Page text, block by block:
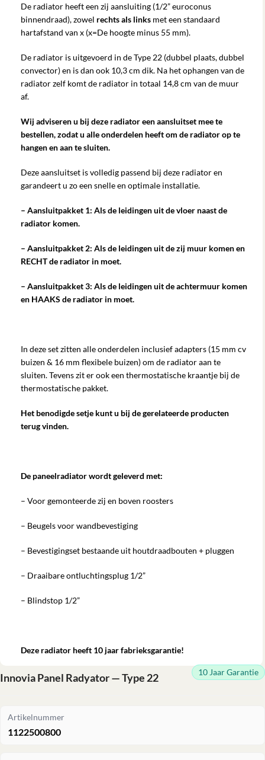
De radiator heeft een zij aansluiting (1/2” euroconus
binnendraad), zowel rechts als links met een standaard
hartafstand van x (x=De hoogte minus 55 mm).
De radiator is uitgevoerd in de Type 22 (dubbel plaats, dubbel
convector) en is dan ook 10,3 cm dik. Na het ophangen van de
radiator zelf komt de radiator in totaal 14,8 cm van de muur
af.
Wij adviseren u bij deze radiator een aansluitset mee te
bestellen, zodat u alle onderdelen heeft om de radiator op te
hangen en aan te sluiten.
Deze aansluitset is volledig passend bij deze radiator en
garandeert u zo een snelle en optimale installatie.
– Aansluitpakket 1: Als de leidingen uit de vloer naast de
radiator komen.
– Aansluitpakket 2: Als de leidingen uit de zij muur komen en
RECHT de radiator in moet.
– Aansluitpakket 3: Als de leidingen uit de achtermuur komen
en HAAKS de radiator in moet.
In deze set zitten alle onderdelen inclusief adapters (15 mm cv
buizen & 16 mm flexibele buizen) om de radiator aan te
sluiten. Tevens zit er ook een thermostatische kraantje bij de
thermostatische pakket.
Het benodigde setje kunt u bij de gerelateerde producten
terug vinden.
De paneelradiator wordt geleverd met:
– Voor gemonteerde zij en boven roosters
– Beugels voor wandbevestiging
– Bevestigingset bestaande uit houtdraadbouten + pluggen
– Draaibare ontluchtingsplug 1/2”
– Blindstop 1/2”
Deze radiator heeft 10 jaar fabrieksgarantie!
Innovia Panel Radyator — Type 22 10 Jaar Garantie
Artikelnummer
1122500800